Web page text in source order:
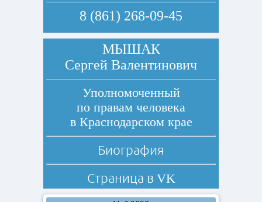
8 (861) 268-09-45
МЫШАК
Сергей Валентинович
Уполномоченный
по правам человека
в Краснодарском крае
Биография
Страница в VK